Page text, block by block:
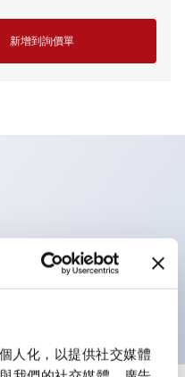
人化，以提供社交媒體
新增到詢價單
子鎖結構